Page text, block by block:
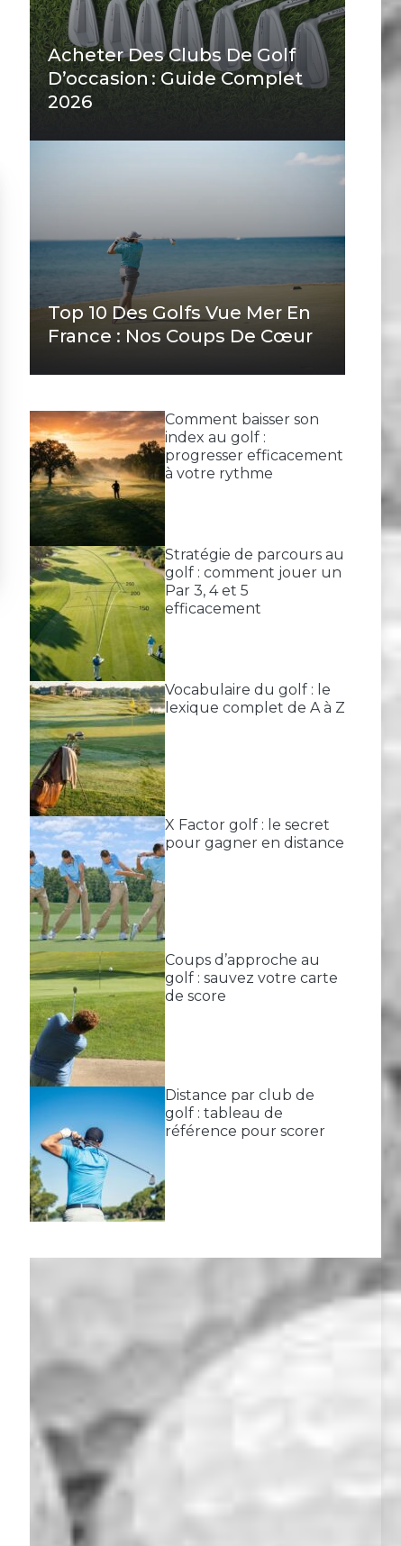
Acheter Des Clubs De Golf
D’occasion : Guide Complet
2026
Top 10 Des Golfs Vue Mer En
France : Nos Coups De Cœur
Comment baisser son
index au golf :
progresser efficacement
à votre rythme
Stratégie de parcours au
golf : comment jouer un
Par 3, 4 et 5
efficacement
Vocabulaire du golf : le
lexique complet de A à Z
X Factor golf : le secret
pour gagner en distance
Coups d’approche au
golf : sauvez votre carte
de score
Distance par club de
golf : tableau de
référence pour scorer